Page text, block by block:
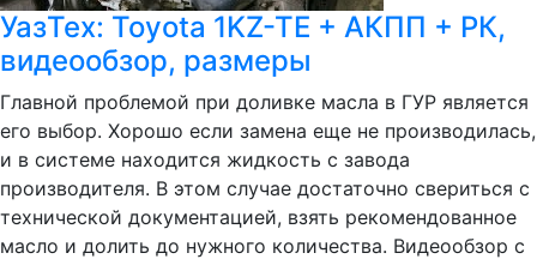
УазТех: Toyota 1KZ-TE + АКПП + РК,
видеообзор, размеры
Главной проблемой при доливке масла в ГУР является
его выбор. Хорошо если замена еще не производилась,
и в системе находится жидкость с завода
производителя. В этом случае достаточно свериться с
технической документацией, взять рекомендованное
масло и долить до нужного количества. Видеообзор с